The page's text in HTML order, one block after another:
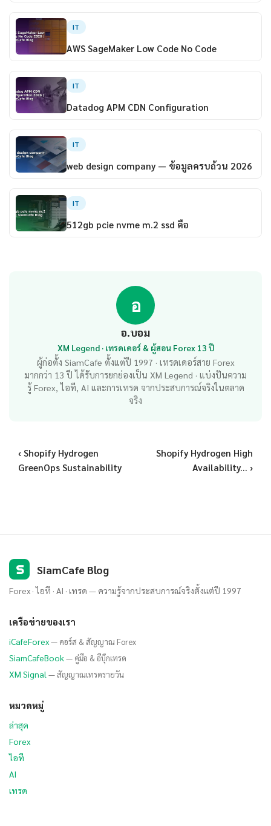
IT
AWS SageMaker Low Code No Code
IT
Datadog APM CDN Configuration
IT
web design company — ข้อมูลครบถ้วน 2026
IT
512gb pcie nvme m.2 ssd คือ
อ
อ.บอม
XM Legend · เทรดเดอร์ & ผู้สอน Forex 13 ปี
ผู้ก่อตั้ง SiamCafe ตั้งแต่ปี 1997 · เทรดเดอร์สาย Forex
มากกว่า 13 ปี ได้รับการยกย่องเป็น XM Legend · แบ่งปันความ
รู้ Forex, ไอที, AI และการเทรด จากประสบการณ์จริงในตลาด
จริง
‹ Shopify Hydrogen
GreenOps Sustainability
Shopify Hydrogen High
Availability... ›
S SiamCafe Blog
Forex · ไอที · AI · เทรด — ความรู้จากประสบการณ์จริงตั้งแต่ปี 1997
เครือข่ายของเรา
iCafeForex— คอร์ส & สัญญาณ Forex
SiamCafeBook— คู่มือ & อีบุ๊กเทรด
XM Signal — สัญญาณเทรดรายวัน
หมวดหมู่
ล่าสุด
Forex
ไอที
AI
เทรด